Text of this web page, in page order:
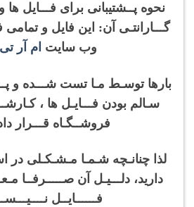
نحوه پــشتیبانی برای فـــایل
گـــارانتـی آن: این فایل و
وب سایت ام آر
بارها توسـط مـا تست شـــده و
سـالم بودن فـــایـل ها ،
فروشــگـاه قـــرار
لذا چنانـچه شـمـا مـشـکـلی در
دارید، دلـــیـل آن صـــــرفــا
فــــــایــل